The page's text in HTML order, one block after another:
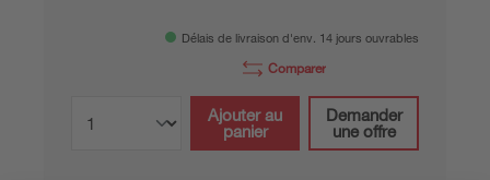
Délais de livraison d'env. 14 jours ouvrables
Comparer
Ajouter au
panier
Demander
une offre